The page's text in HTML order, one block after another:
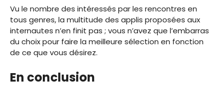
Vu le nombre des intéressés par les rencontres en
tous genres, la multitude des applis proposées aux
internautes n’en finit pas ; vous n’avez que l’embarras
du choix pour faire la meilleure sélection en fonction
de ce que vous désirez.
En conclusion